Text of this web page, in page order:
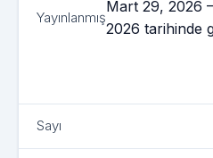
Yayınlanmış
Mart 29, 2026
2026 tarihinde
Sayı